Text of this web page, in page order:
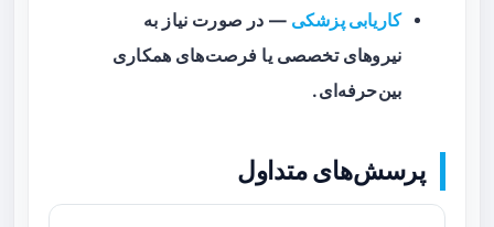
کاریابی پزشکی — در صورت نیاز به
نیروهای تخصصی یا فرصت‌های همکاری
بین‌حرفه‌ای.
پرسش‌های متداول